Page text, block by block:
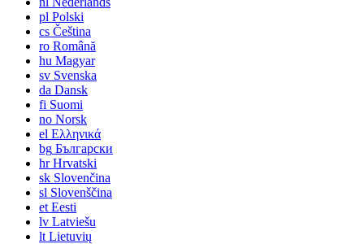
pl Polski
cs Čeština
ro Română
hu Magyar
sv Svenska
da Dansk
fi Suomi
no Norsk
el Ελληνικά
bg Български
hrHrvatski
sk Slovenčina
sl Slovenščina
et Eesti
lv Latviešu
lt Lietuvių